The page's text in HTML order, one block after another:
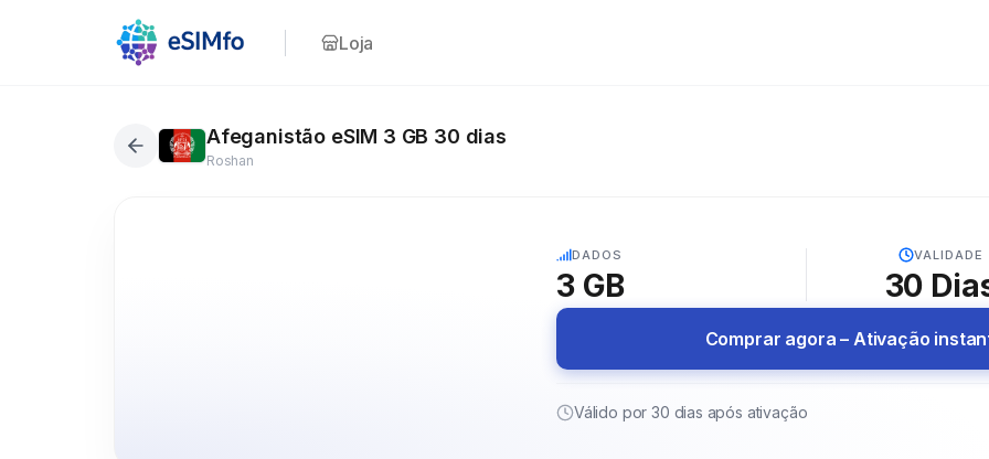
Loja
Afeganistão eSIM 3 GB 30 dias
Roshan
DADOS
3 GB
VALIDADE
30
Comprar agora – Ativação
Válido por 30 dias após ativação